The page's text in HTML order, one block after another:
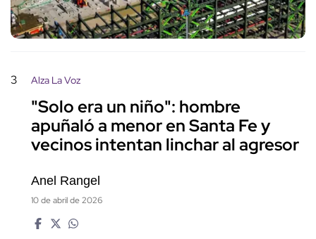
3 Alza La Voz
"Solo era un niño": hombre
apuñaló a menor en Santa Fe y
vecinos intentan linchar al agresor
Anel Rangel
10 de abril de 2026